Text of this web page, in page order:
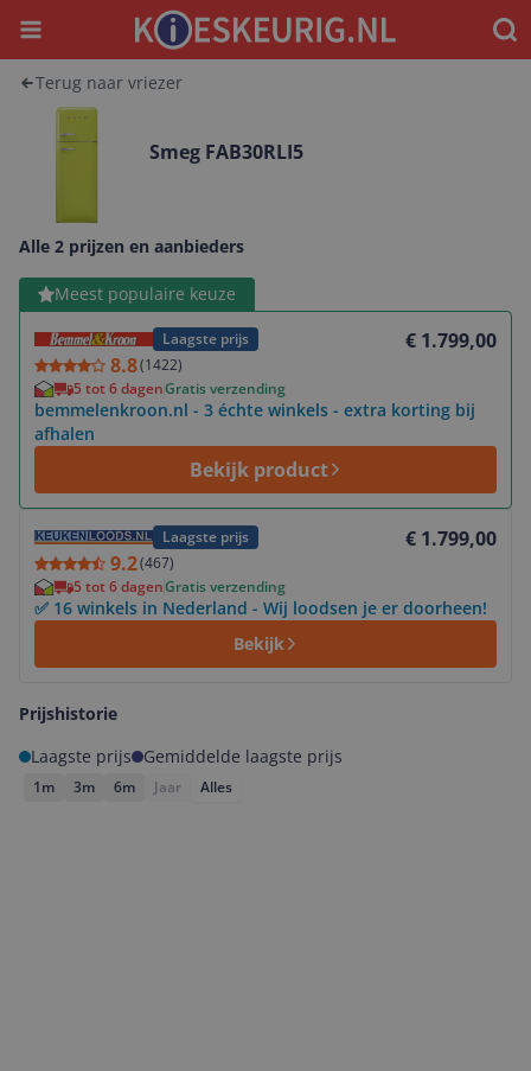
Menu
Terug naar vriezer
Smeg FAB30RLI5
Alle 2 prijzen en aanbieders
Meest populaire keuze
Laagste prijs
8.8(1422)
€ 1.799,00
5 tot 6 dagenGratis verzending
bemmelenkroon.nl - 3 échte winkels - extra korting bij
afhalen
Bekijk product
Bekijk product
Laagste prijs
9.2(467)
€ 1.799,00
5 tot 6 dagenGratis verzending
✅ 16 winkels in Nederland - Wij loodsen je er doorheen!
Bekijk
Prijshistorie
Laagste prijs
Gemiddelde laagste prijs
1m 3m 6m Jaar Alles